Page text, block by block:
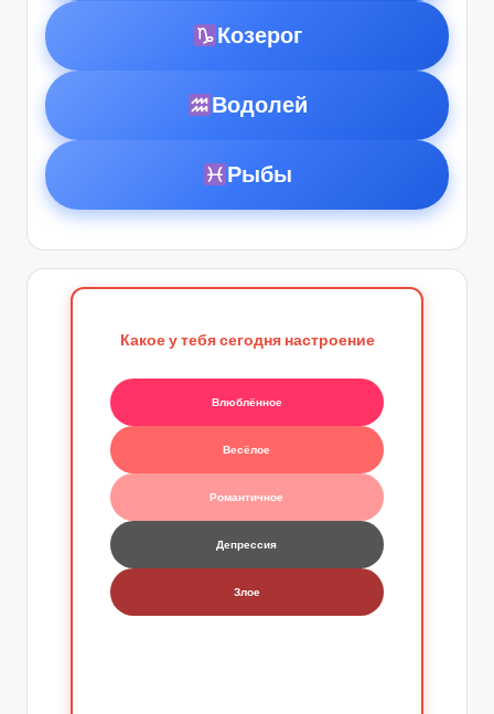
Козерог
Водолей
Рыбы
Какое у тебя сегодня настроение
Влюблённое
Весёлое
Романтичное
Депрессия
Злое